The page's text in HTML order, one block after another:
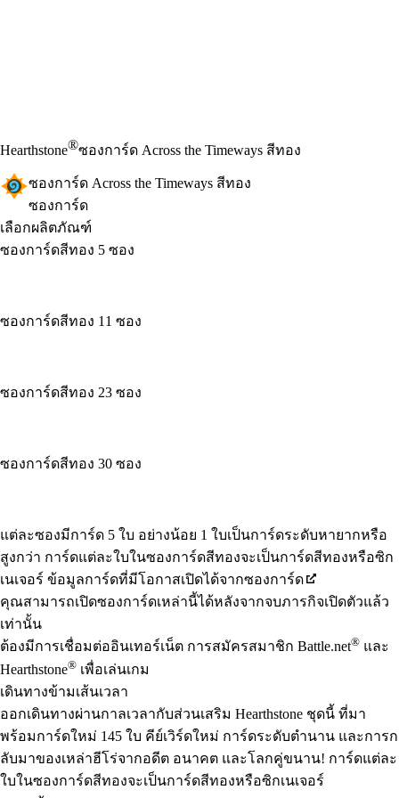
Hearthstone®ซองการ์ด Across the Timeways สีทอง
ซองการ์ด Across the Timeways สีทอง
ซองการ์ด
เลือกผลิตภัณฑ์
ซองการ์ดสีทอง 5 ซอง
ซองการ์ดสีทอง 11 ซอง
ซองการ์ดสีทอง 23 ซอง
ซองการ์ดสีทอง 30 ซอง
Available actions
แต่ละซองมีการ์ด 5 ใบ อย่างน้อย 1 ใบเป็นการ์ดระดับหายากหรือ
สูงกว่า การ์ดแต่ละใบในซองการ์ดสีทองจะเป็นการ์ดสีทองหรือซิก
เนเจอร์ ข้อมูลการ์ดที่มีโอกาสเปิดได้จากซองการ์ด
คุณสามารถเปิดซองการ์ดเหล่านี้ได้หลังจากจบภารกิจเปิดตัวแล้ว
เท่านั้น
ต้องมีการเชื่อมต่ออินเทอร์เน็ต การสมัครสมาชิก Battle.net® และ
Hearthstone® เพื่อเล่นเกม
เดินทางข้ามเส้นเวลา
ออกเดินทางผ่านกาลเวลากับส่วนเสริม Hearthstone ชุดนี้ ที่มา
พร้อมการ์ดใหม่ 145 ใบ คีย์เวิร์ดใหม่ การ์ดระดับตำนาน และการก
ลับมาของเหล่าฮีโร่จากอดีต อนาคต และโลกคู่ขนาน! การ์ดแต่ละ
ใบในซองการ์ดสีทองจะเป็นการ์ดสีทองหรือซิกเนเจอร์